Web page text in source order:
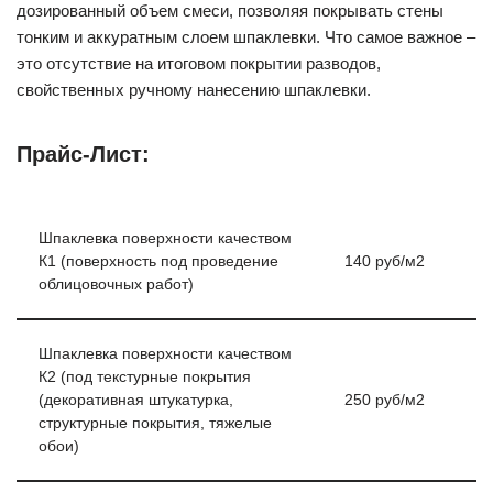
дозированный объем смеси, позволяя покрывать стены
тонким и аккуратным слоем шпаклевки. Что самое важное –
это отсутствие на итоговом покрытии разводов,
свойственных ручному нанесению шпаклевки.
Прайс-Лист:
Шпаклевка поверхности качеством
К1 (поверхность под проведение
облицовочных работ)
140 руб/м2
Шпаклевка поверхности качеством
К2 (под текстурные покрытия
(декоративная штукатурка,
структурные покрытия, тяжелые
обои)
250 руб/м2